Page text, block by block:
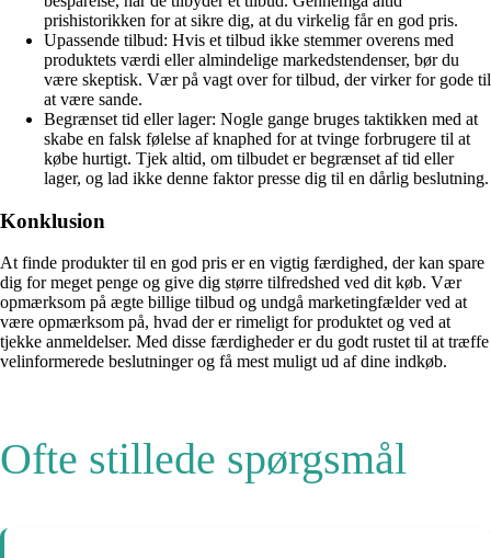
prishistorikken for at sikre dig, at du virkelig får en god pris.
Upassende tilbud: Hvis et tilbud ikke stemmer overens med
produktets værdi eller almindelige markedstendenser, bør du
være skeptisk. Vær på vagt over for tilbud, der virker for gode til
at være sande.
Begrænset tid eller lager: Nogle gange bruges taktikken med at
skabe en falsk følelse af knaphed for at tvinge forbrugere til at
købe hurtigt. Tjek altid, om tilbudet er begrænset af tid eller
lager, og lad ikke denne faktor presse dig til en dårlig beslutning.
Konklusion
At finde produkter til en god pris er en vigtig færdighed, der kan spare
dig for meget penge og give dig større tilfredshed ved dit køb. Vær
opmærksom på ægte billige tilbud og undgå marketingfælder ved at
være opmærksom på, hvad der er rimeligt for produktet og ved at
tjekke anmeldelser. Med disse færdigheder er du godt rustet til at træffe
velinformerede beslutninger og få mest muligt ud af dine indkøb.
Ofte stillede spørgsmål